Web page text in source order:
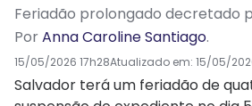
Feriadão prolongado decretado
PorAnna Caroline Santiago.
15/05/2026 17h28Atualizado em: 15/05/
Salvador terá um feriadão de